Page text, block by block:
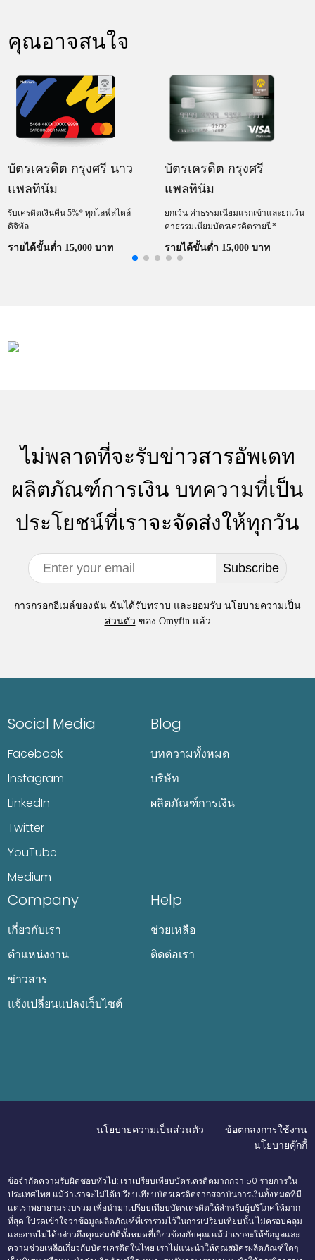
คุณอาจสนใจ
บัตรเครดิต กรุงศรี นาว
แพลทินัม
รับเครดิตเงินคืน 5%* ทุกไลฟ์สไตล์
ดิจิทัล
รายได้ขั้นต่ำ 15,000 บาท
บัตรเครดิต กรุงศรี
แพลทินัม
ยกเว้น ค่าธรรมเนียมแรกเข้าและยกเว้น
ค่าธรรมเนียมบัตรเครดิตรายปี*​
รายได้ขั้นต่ำ 15,000 บาท
ไม่พลาดที่จะรับข่าวสารอัพเดท
ผลิตภัณฑ์การเงิน บทความที่เป็น
ประโยชน์ที่เราจะจัดส่งให้ทุกวัน
Subscribe
การกรอกอีเมล์ของฉัน ฉันได้รับทราบ และยอมรับ นโยบายความเป็น
ส่วนตัว ของ Omyfin แล้ว
Social Media
Facebook
Instagram
LinkedIn
Twitter
YouTube
Medium
Blog
บทความทั้งหมด
บริษัท
ผลิตภัณฑ์การเงิน
Company
เกี่ยวกับเรา
ตำแหน่งงาน
ข่าวสาร
แจ้งเปลี่ยนแปลงเว็บไซต์
Help
ช่วยเหลือ
ติดต่อเรา
ข้อตกลงการใช้งาน
นโยบายความเป็นส่วนตัว
นโยบายคุ๊กกี้
ข้อจำกัดความรับผิดชอบทั่วไป: เราเปรียบเทียบบัตรเครดิตมากกว่า 50 รายการใน
ประเทศไทย แม้ว่าเราจะไม่ได้เปรียบเทียบบัตรเครดิตจากสถาบันการเงินทั้งหมดที่มี
แต่เราพยายามรวบรวม เพื่อนำมาเปรียบเทียบบัตรเครดิตให้สำหรับผู้บริโภคให้มาก
ที่สุด โปรดเข้าใจว่าข้อมูลผลิตภัณฑ์ที่เรารวมไว้ในการเปรียบเทียบนั้น ไม่ครอบคลุม
และอาจไม่ได้กล่าวถึงคุณสมบัติทั้งหมดที่เกี่ยวข้องกับคุณ แม้ว่าเราจะให้ข้อมูลและ
ความช่วยเหลือเกี่ยวกับบัตรเครดิตในไทย เราไม่แนะนำให้คุณสมัครผลิตภัณฑ์ใดๆ